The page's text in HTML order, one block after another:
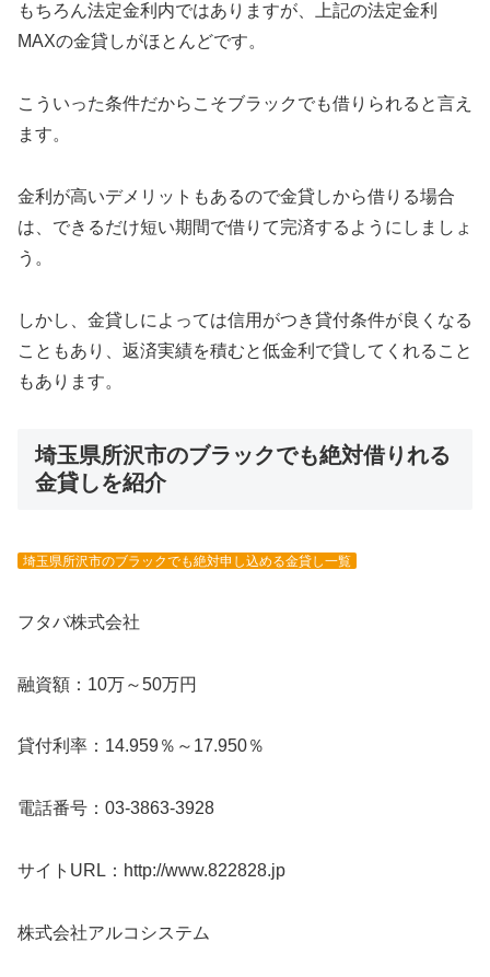
もちろん法定金利内ではありますが、上記の法定金利
MAXの金貸しがほとんどです。
こういった条件だからこそブラックでも借りられると言え
ます。
金利が高いデメリットもあるので金貸しから借りる場合
は、できるだけ短い期間で借りて完済するようにしましょ
う。
しかし、金貸しによっては信用がつき貸付条件が良くなる
こともあり、返済実績を積むと低金利で貸してくれること
もあります。
埼玉県所沢市のブラックでも絶対借りれる
金貸しを紹介
埼玉県所沢市のブラックでも絶対申し込める金貸し一覧
フタバ株式会社
融資額：10万～50万円
貸付利率：14.959％～17.950％
電話番号：03-3863-3928
サイトURL：http://www.822828.jp
株式会社アルコシステム